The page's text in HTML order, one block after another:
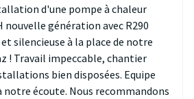
d'une pompe à chaleur
nouvelle génération avec R290
silencieuse à la place de notre
! Travail impeccable, chantier
bien disposées. Equipe
écoute. Nous recommandons